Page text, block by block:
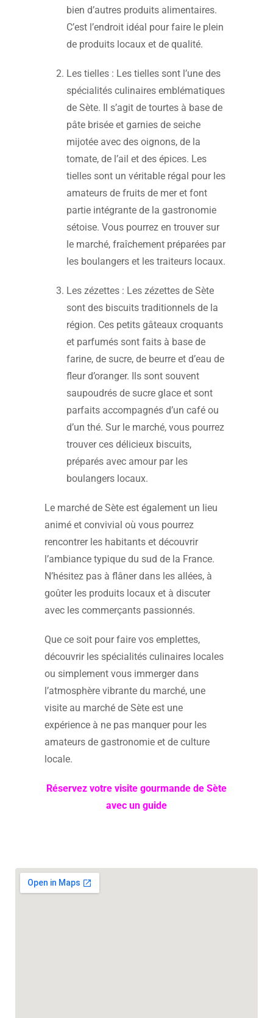
bien d’autres produits alimentaires.
C’est l’endroit idéal pour faire le plein
de produits locaux et de qualité.
Les tielles : Les tielles sont l’une des
spécialités culinaires emblématiques
de Sète. Il s’agit de tourtes à base de
pâte brisée et garnies de seiche
mijotée avec des oignons, de la
tomate, de l’ail et des épices. Les
tielles sont un véritable régal pour les
amateurs de fruits de mer et font
partie intégrante de la gastronomie
sétoise. Vous pourrez en trouver sur
le marché, fraîchement préparées par
les boulangers et les traiteurs locaux.
Les zézettes : Les zézettes de Sète
sont des biscuits traditionnels de la
région. Ces petits gâteaux croquants
et parfumés sont faits à base de
farine, de sucre, de beurre et d’eau de
fleur d’oranger. Ils sont souvent
saupoudrés de sucre glace et sont
parfaits accompagnés d’un café ou
d’un thé. Sur le marché, vous pourrez
trouver ces délicieux biscuits,
préparés avec amour par les
boulangers locaux.
Le marché de Sète est également un lieu
animé et convivial où vous pourrez
rencontrer les habitants et découvrir
l’ambiance typique du sud de la France.
N’hésitez pas à flâner dans les allées, à
goûter les produits locaux et à discuter
avec les commerçants passionnés.
Que ce soit pour faire vos emplettes,
découvrir les spécialités culinaires locales
ou simplement vous immerger dans
l’atmosphère vibrante du marché, une
visite au marché de Sète est une
expérience à ne pas manquer pour les
amateurs de gastronomie et de culture
locale.
Réservez votre visite gourmande de Sète
avec un guide